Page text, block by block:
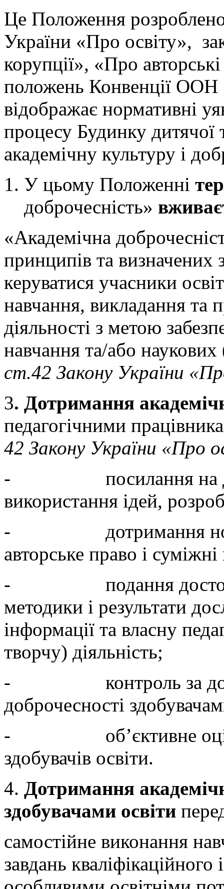
Це Положення
України «Про освіту»,
корупції», «Про
положень Конвенції ООН
відображає нормативні
процесу Будинку дитячої
академічну культуру і
У цьому Положенні
доброчесність»
«Академічна
принципів та
керуватися учасники
навчання, викладання та
діяльності з метою
навчання та/або
ст.42 Закону України
3. Дотримання
педагогічними
42 Закону України «Про
- посилання на
використання ідей,
- дотримання норм
авторське право і
- подання
методики і результати
інформації та власну
творчу) діяльність;
- контроль за
доброчесності
- об’єктивне
здобувачів освіти.
4. Дотримання
здобувачами освіти
самостійне виконання
завдань